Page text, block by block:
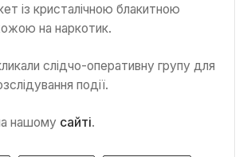
із кристалічною блакитною
на наркотик.
слідчо-оперативну групу для
події.
нашому сайті.